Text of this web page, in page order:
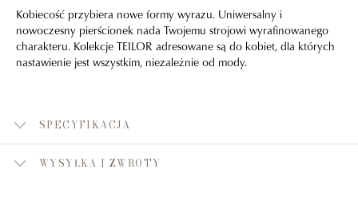
Kobiecość przybiera nowe formy wyrazu. Uniwersalny i
nowoczesny pierścionek nada Twojemu strojowi wyrafinowanego
charakteru. Kolekcje TEILOR adresowane są do kobiet, dla których
nastawienie jest wszystkim, niezależnie od mody.
SPECYFIKACJA
WYSYŁKA I ZWROTY